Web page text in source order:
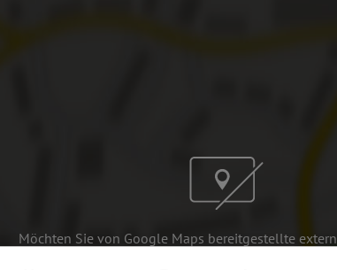
Möchten Sie von Google Maps bereitgestellte